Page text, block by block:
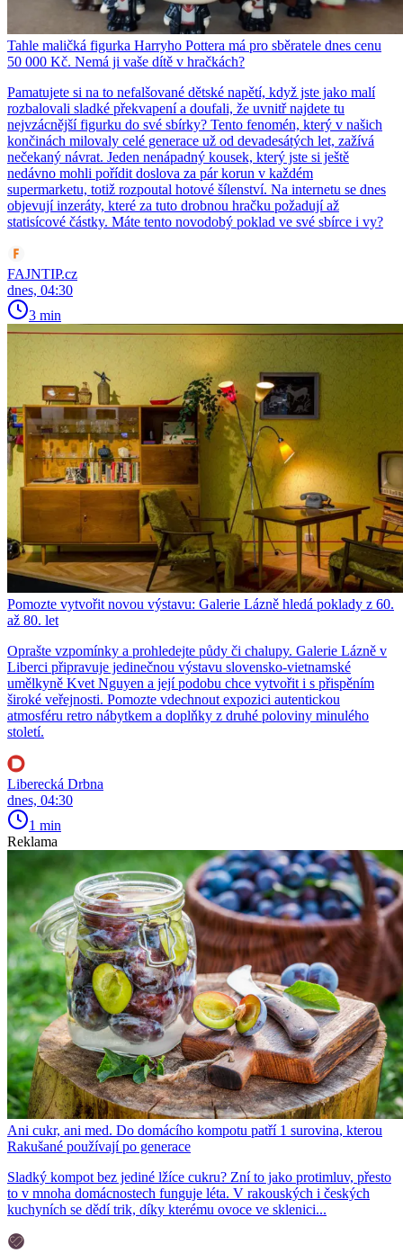
Tahle maličká figurka Harryho Pottera má pro sběratele dnes cenu
50 000 Kč. Nemá ji vaše dítě v hračkách?
Pamatujete si na to nefalšované dětské napětí, když jste jako malí
rozbalovali sladké překvapení a doufali, že uvnitř najdete tu
nejvzácnější figurku do své sbírky? Tento fenomén, který v našich
končinách milovaly celé generace už od devadesátých let, zažívá
nečekaný návrat. Jeden nenápadný kousek, který jste si ještě
nedávno mohli pořídit doslova za pár korun v každém
supermarketu, totiž rozpoutal hotové šílenství. Na internetu se dnes
objevují inzeráty, které za tuto drobnou hračku požadují až
statisícové částky. Máte tento novodobý poklad ve své sbírce i vy?
FAJNTIP.cz
dnes, 04:30
3 min
Pomozte vytvořit novou výstavu: Galerie Lázně hledá poklady z 60.
až 80. let
Oprašte vzpomínky a prohledejte půdy či chalupy. Galerie Lázně v
Liberci připravuje jedinečnou výstavu slovensko-vietnamské
umělkyně Kvet Nguyen a její podobu chce vytvořit i s přispěním
široké veřejnosti. Pomozte vdechnout expozici autentickou
atmosféru retro nábytkem a doplňky z druhé poloviny minulého
století.
Liberecká Drbna
dnes, 04:30
1 min
Reklama
Ani cukr, ani med. Do domácího kompotu patří 1 surovina, kterou
Rakušané používají po generace
Sladký kompot bez jediné lžíce cukru? Zní to jako protimluv, přesto
to v mnoha domácnostech funguje léta. V rakouských i českých
kuchyních se dědí trik, díky kterému ovoce ve sklenici...